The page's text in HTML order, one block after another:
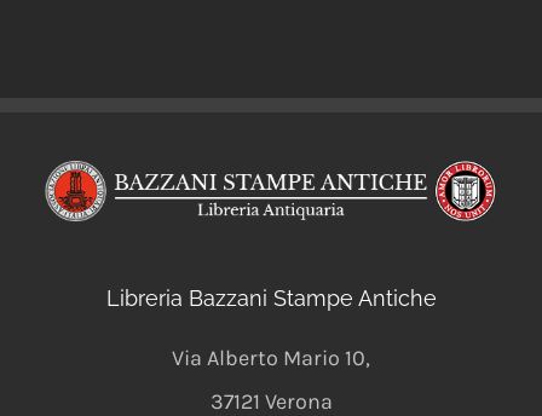
Libreria Bazzani Stampe Antiche
Via Alberto Mario 10,
37121 Verona